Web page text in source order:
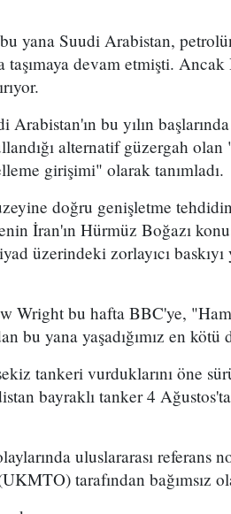
bu yana Suudi Arabistan,
devam etmişti.
bu yılın
alternatif güzergah olan
girişimi" olarak tanımladı.
doğru genişletme
İran'ın Hürmüz Boğazı
üzerindeki zorlayıcı
Wright bu hafta BBC'ye,
bu yana yaşadığımız en
tankeri vurduklarını öne
bayraklı tanker 4
uluslararası referans
tarafından bağımsız